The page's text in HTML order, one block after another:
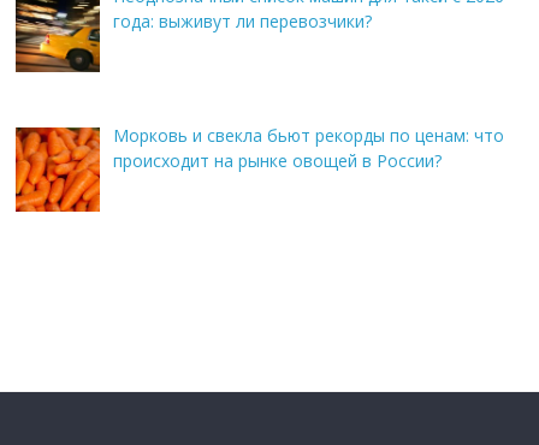
года: выживут ли перевозчики?
Морковь и свекла бьют рекорды по ценам: что
происходит на рынке овощей в России?